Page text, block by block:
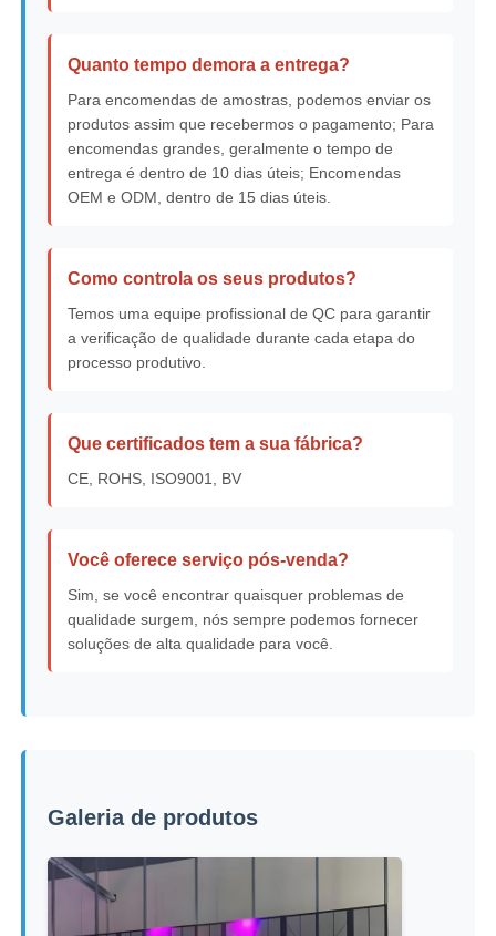
Quanto tempo demora a entrega?
Para encomendas de amostras, podemos enviar os
produtos assim que recebermos o pagamento; Para
encomendas grandes, geralmente o tempo de
entrega é dentro de 10 dias úteis; Encomendas
OEM e ODM, dentro de 15 dias úteis.
Como controla os seus produtos?
Temos uma equipe profissional de QC para garantir
a verificação de qualidade durante cada etapa do
processo produtivo.
Que certificados tem a sua fábrica?
CE, ROHS, ISO9001, BV
Você oferece serviço pós-venda?
Sim, se você encontrar quaisquer problemas de
qualidade surgem, nós sempre podemos fornecer
soluções de alta qualidade para você.
Galeria de produtos